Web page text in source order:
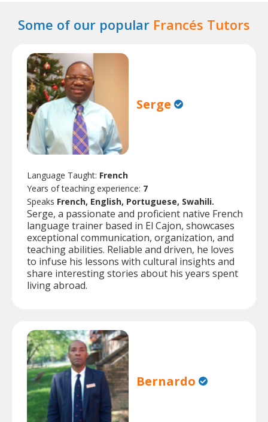
Some of our popular Francés Tutors
Serge
Language Taught: French
Years of teaching experience: 7
Speaks French, English, Portuguese, Swahili.
Serge, a passionate and proficient native French
language trainer based in El Cajon, showcases
exceptional communication, organization, and
teaching abilities. Reliable and driven, he loves
to infuse his lessons with cultural insights and
share interesting stories about his years spent
living abroad.
Bernardo